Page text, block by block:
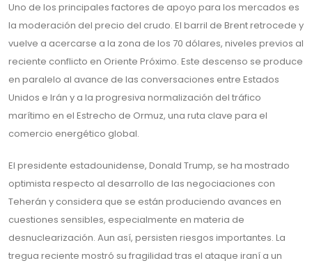
Uno de los principales factores de apoyo para los mercados es
la moderación del precio del crudo. El barril de Brent retrocede y
vuelve a acercarse a la zona de los 70 dólares, niveles previos al
reciente conflicto en Oriente Próximo. Este descenso se produce
en paralelo al avance de las conversaciones entre Estados
Unidos e Irán y a la progresiva normalización del tráfico
marítimo en el Estrecho de Ormuz, una ruta clave para el
comercio energético global.
El presidente estadounidense, Donald Trump, se ha mostrado
optimista respecto al desarrollo de las negociaciones con
Teherán y considera que se están produciendo avances en
cuestiones sensibles, especialmente en materia de
desnuclearización. Aun así, persisten riesgos importantes. La
tregua reciente mostró su fragilidad tras el ataque iraní a un